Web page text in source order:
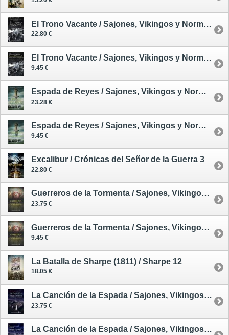
El Trono Vacante / Sajones, Vikingos y Normandos 8 - tapa dura
22.80 €
El Trono Vacante / Sajones, Vikingos y Normandos 8 - tapa blanda
9.45 €
Espada de Reyes / Sajones, Vikingos y Normandos 12 - tapa dura
23.28 €
Espada de Reyes / Sajones, Vikingos y Normandos 12 - tapa blanda
9.45 €
Excalibur / Crónicas del Señor de la Guerra 3
22.80 €
Guerreros de la Tormenta / Sajones, Vikingos y Normandos 9 - tapa dura
23.75 €
Guerreros de la Tormenta / Sajones, Vikingos y Normandos 9 - tapa blanda
9.45 €
La Batalla de Sharpe (1811) / Sharpe 12
18.05 €
La Canción de la Espada / Sajones, Vikingos y Normandos 4 - tapa dura
23.75 €
La Canción de la Espada / Sajones, Vikingos y Normandos 4 - tapa blanda